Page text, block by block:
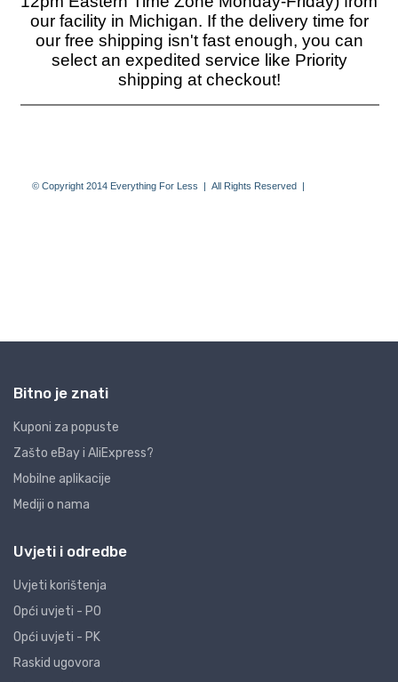
Bitno je znati
Kuponi za popuste
Zašto eBay i AliExpress?
Mobilne aplikacije
Mediji o nama
Uvjeti i odredbe
Uvjeti korištenja
Opći uvjeti - PO
Opći uvjeti - PK
Raskid ugovora